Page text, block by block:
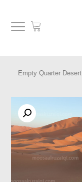
/ Empty Quarter Desert